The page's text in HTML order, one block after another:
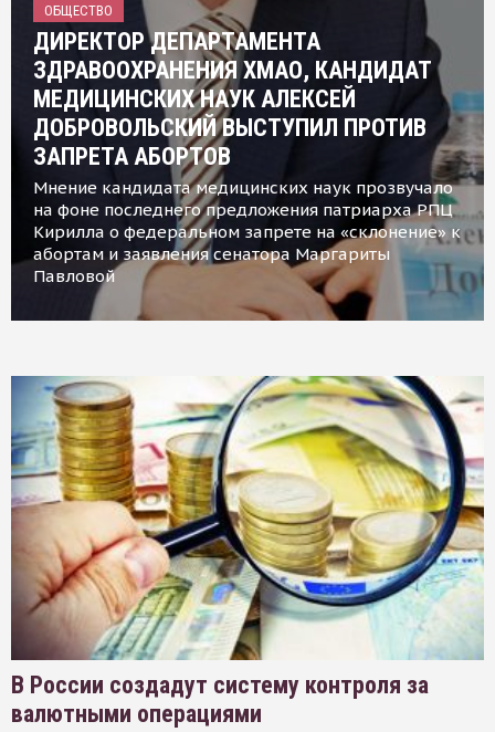
ОБЩЕСТВО
ДИРЕКТОР ДЕПАРТАМЕНТА
ЗДРАВООХРАНЕНИЯ ХМАО, КАНДИДАТ
МЕДИЦИНСКИХ НАУК АЛЕКСЕЙ
ДОБРОВОЛЬСКИЙ ВЫСТУПИЛ ПРОТИВ
ЗАПРЕТА АБОРТОВ
Мнение кандидата медицинских наук прозвучало
на фоне последнего предложения патриарха РПЦ
Кирилла о федеральном запрете на «склонение» к
абортам и заявления сенатора Маргариты
Павловой
В России создадут систему контроля за
валютными операциями